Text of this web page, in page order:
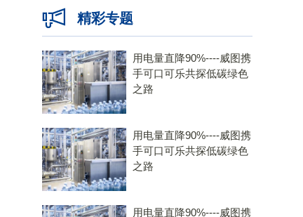
精彩专题
用电量直降90%----威图携
手可口可乐共探低碳绿色
之路
用电量直降90%----威图携
手可口可乐共探低碳绿色
之路
用电量直降90%----威图携